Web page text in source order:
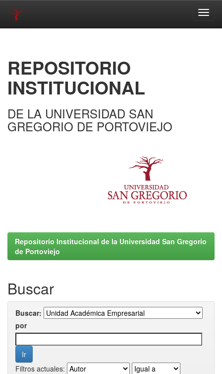
REPOSITORIO
INSTITUCIONAL
DE LA UNIVERSIDAD SAN
GREGORIO DE PORTOVIEJO
Repositorio Institucional de la Universidad San Gregorio
de Portoviejo
Buscar
Buscar:
por
Filtros actuales: